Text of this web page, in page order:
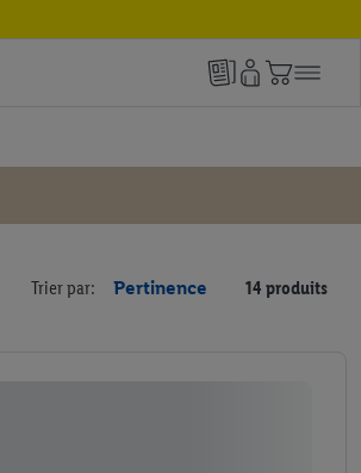
Trier par: Pertinence 14 produits